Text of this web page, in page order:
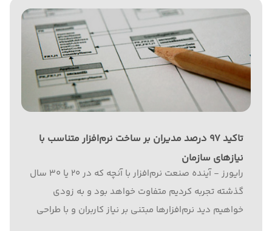
تاکید ۹۷ درصد مدیران بر ساخت نرم‌افزار متناسب با
نیازهای سازمان
رایورز - آینده صنعت نرم‌افزار با آنچه که در ۲۰ یا ۳۰ سال
گذشته تجربه کردیم متفاوت خواهد بود و به زودی
خواهیم دید نرم‌افزارها مبتنی بر نیاز کاربران و با طراحی